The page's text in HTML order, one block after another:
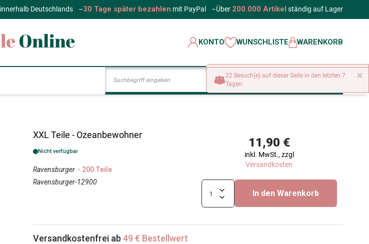
innerhalb Deutschlands –30 Tage später bezahlen mit PayPal –Über 200.000 Artikel ständig auf Lager
KONTO WUNSCHLISTE WARENKORB
LOS
XXL Teile - Ozeanbewohner
Nicht verfügbar
Ravensburger - 200 Teile
Ravensburger-12900
11,90 €
inkl. MwSt., zzgl
Versandkosten
In den Warenkorb
Versandkostenfrei ab 49 € Bestellwert
×
22 Besuch(e) auf dieser Seite in den letzten 7
Tagen.